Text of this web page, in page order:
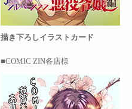
描き下ろしイラストカード
COMIC ZIN各店様